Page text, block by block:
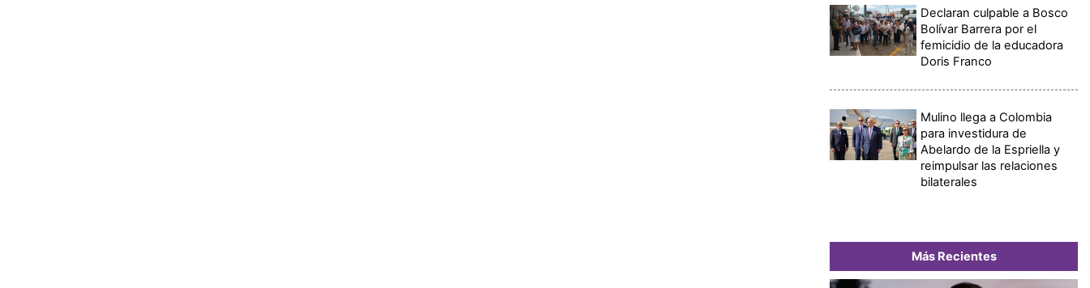
Declaran culpable a Bosco
Bolívar Barrera por el
femicidio de la educadora
Doris Franco
Mulino llega a Colombia
para investidura de
Abelardo de la Espriella y
reimpulsar las relaciones
bilaterales
Más Recientes